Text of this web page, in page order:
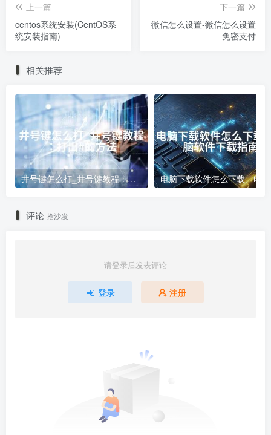
上一篇
centos系统安装(CentOS系
统安装指南)
下一篇
微信怎么设置-微信怎么设置
免密支付
相关推荐
井号键怎么打_井号键教程：打出#的方法
评论 抢沙发
请登录后发表评论
登录 注册